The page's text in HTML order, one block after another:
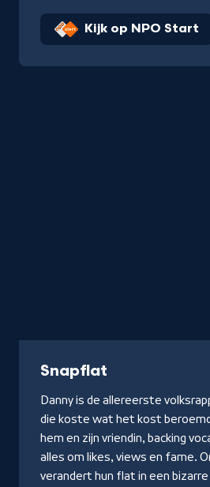
Kijk op NPO Start
Snapflat
Danny is de allereerste
die koste wat het kost
hem en zijn vriendin, backing
alles om likes, views en fame.
verandert hun flat in een